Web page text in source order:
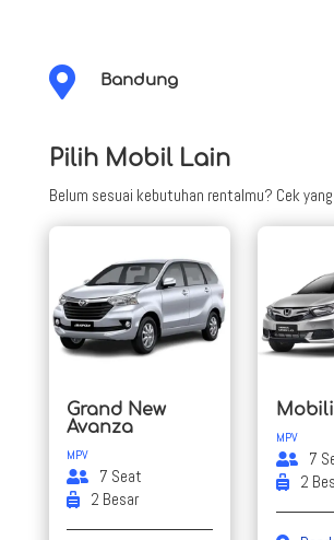
 Bandung
Pilih Mobil Lain
Belum sesuai kebutuhan rentalmu? Cek yang
Grand New
Avanza
MPV
7 Seat
2 Besar
MPV
7
2